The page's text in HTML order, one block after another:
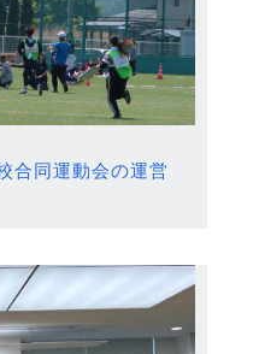
合同運動会の運営